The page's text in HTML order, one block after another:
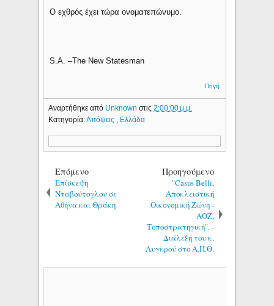
Ο εχθρός έχει τώρα ονοματεπώνυμο.
S.A. –The New Statesman
Πηγή
Αναρτήθηκε από Unknownστις2:00:00 μ.μ.
Κατηγορία:Απόψεις Ελλάδα
Επόμενο
Επίσκεψη
Νταβούτογλου σε
Αθήνα και Θράκη
Προηγούμενο
"Casus Belli,
Aποκλειστική
Οικονομική Ζώνη -
ΑΟΖ,
Τοποστρατηγική". -
Διάλεξη του κ.
Λυγερού στο Α.Π.Θ.